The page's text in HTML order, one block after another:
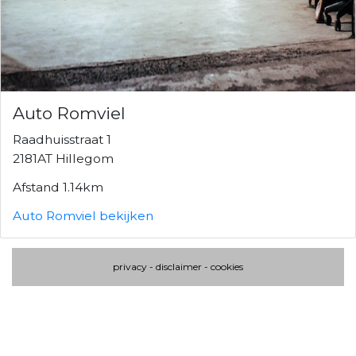
Auto Romviel
Raadhuisstraat 1
2181AT Hillegom
Afstand 1.14km
Auto Romviel bekijken
privacy - disclaimer - cookies